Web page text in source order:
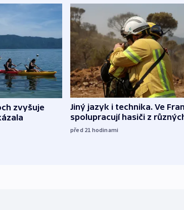
zvyšuje
Jiný jazyk i technika. Ve
spolupracují hasiči z
před 21 hodinami